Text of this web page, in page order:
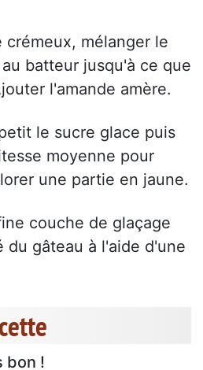
crémeux, mélanger le
batteur jusqu'à ce que
l'amande amère.
le sucre glace puis
moyenne pour
une partie en jaune.
couche de glaçage
du gâteau à l'aide d'une
bon !